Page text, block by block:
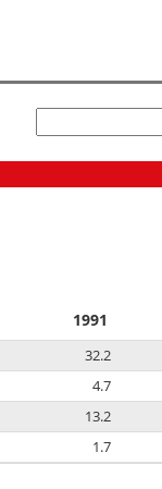
1991
32.2
4.7
13.2
1.7